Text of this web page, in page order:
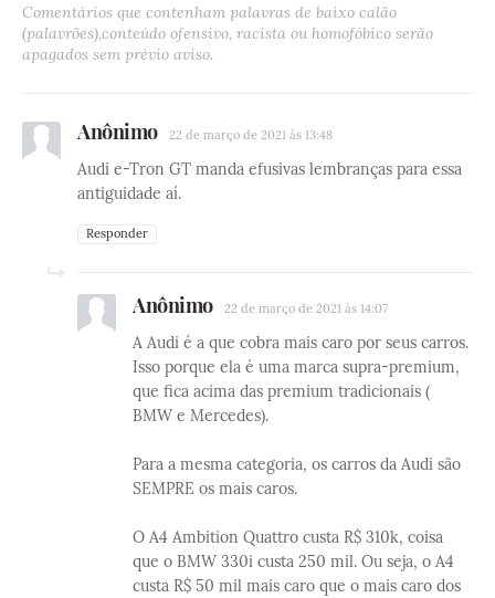
Comentários que contenham palavras de baixo calão
(palavrões),conteúdo ofensivo, racista ou homofóbico serão
apagados sem prévio aviso.
Anônimo 22 de março de 2021 às 13:48
Audi e-Tron GT manda efusivas lembranças para essa
antiguidade aí.
Responder
Anônimo 22 de março de 2021 às 14:07
A Audi é a que cobra mais caro por seus carros.
Isso porque ela é uma marca supra-premium,
que fica acima das premium tradicionais (
BMW e Mercedes).
Para a mesma categoria, os carros da Audi são
SEMPRE os mais caros.
O A4 Ambition Quattro custa R$ 310k, coisa
que o BMW 330i custa 250 mil. Ou seja, o A4
custa R$ 50 mil mais caro que o mais caro dos